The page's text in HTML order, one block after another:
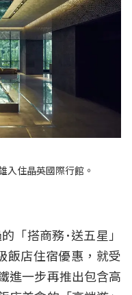
住晶英國際行館。
「搭商務･送五星」
飯店住宿優惠，就受
進一步再推出包含高